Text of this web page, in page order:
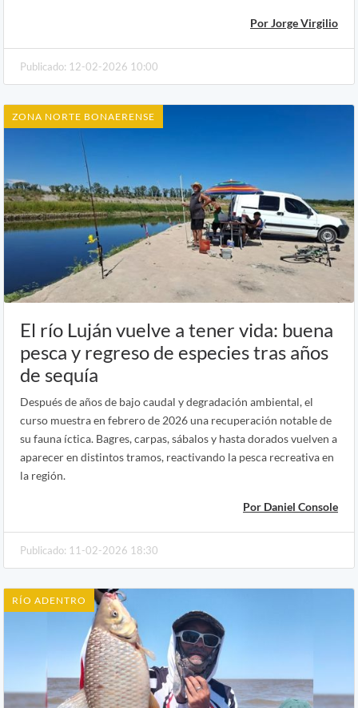
Por Jorge Virgilio
Publicado: 12-02-2026 10:00
ZONA NORTE BONAERENSE
El río Luján vuelve a tener vida: buena
pesca y regreso de especies tras años
de sequía
Después de años de bajo caudal y degradación ambiental, el
curso muestra en febrero de 2026 una recuperación notable de
su fauna íctica. Bagres, carpas, sábalos y hasta dorados vuelven a
aparecer en distintos tramos, reactivando la pesca recreativa en
la región.
Por Daniel Console
Publicado: 11-02-2026 18:30
RÍO ADENTRO